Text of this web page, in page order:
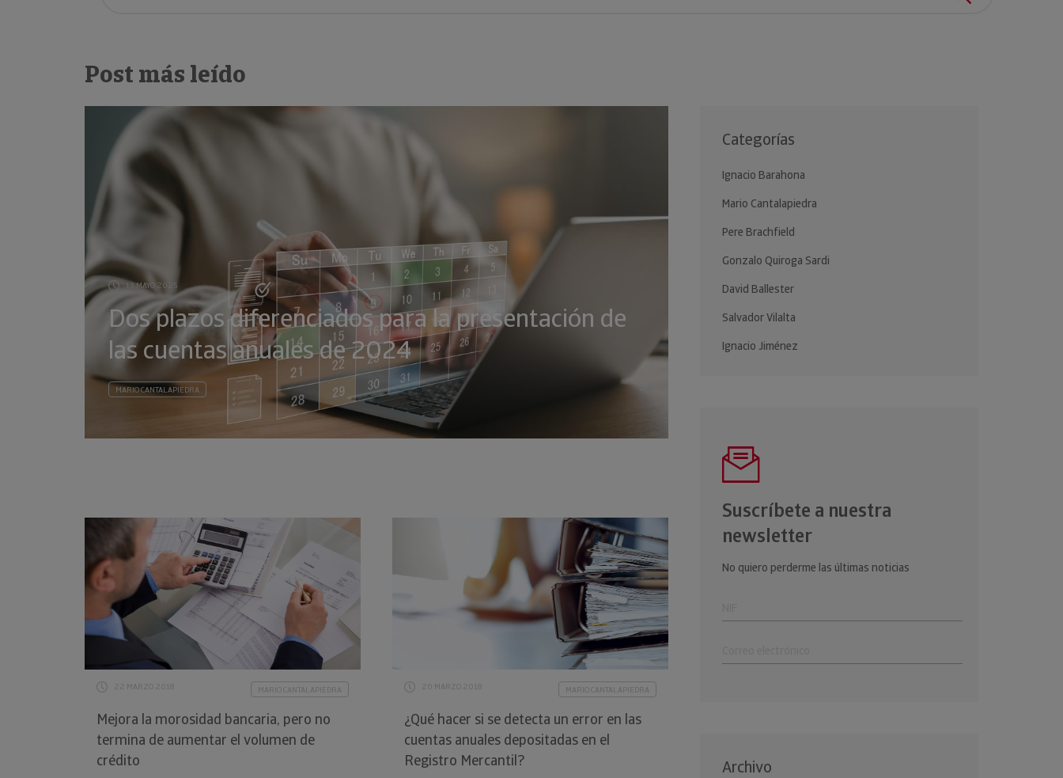
Post más leído
13 MAYO 2025
Dos plazos diferenciados para la presentación de
las cuentas anuales de 2024
MARIO CANTALAPIEDRA
22 MARZO 2018 MARIO CANTALAPIEDRA
Mejora la morosidad bancaria, pero no
termina de aumentar el volumen de
crédito
20 MARZO 2018 MARIO CANTALAPIEDRA
¿Qué hacer si se detecta un error en las
cuentas anuales depositadas en el
Registro Mercantil?
Categorías
Ignacio Barahona
Mario Cantalapiedra
Pere Brachfield
Gonzalo Quiroga Sardi
David Ballester
Salvador Vilalta
Ignacio Jiménez
Suscríbete a nuestra
newsletter
No quiero perderme las últimas noticias
Archivo